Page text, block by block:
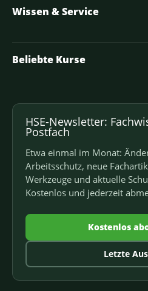
Wissen & Service
Beliebte Kurse
HSE-Newsletter:
Postfach
Etwa einmal im Monat:
Arbeitsschutz, neue
Werkzeuge und aktuelle
Kostenlos und jederzeit
Kostenlos
Letzte